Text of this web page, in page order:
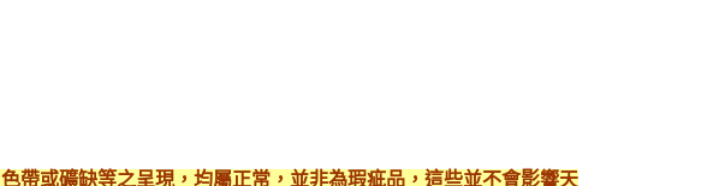
帶或礦缺等之呈現，均屬正常，並非為瑕疵品，這些並不會影響天